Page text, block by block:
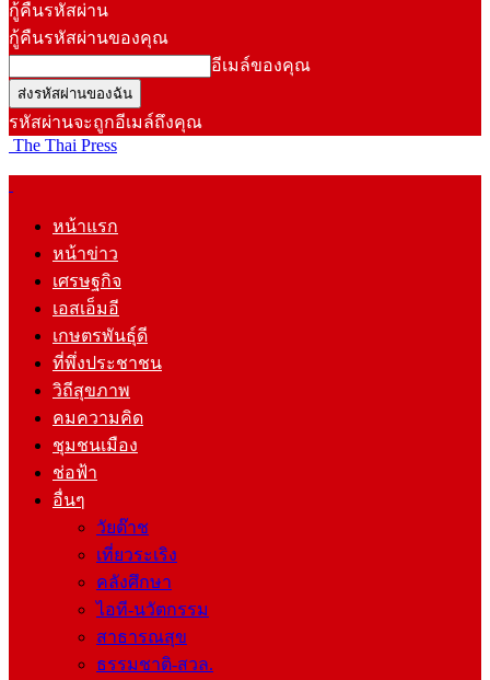
กู้คืนรหัสผ่าน
กู้คืนรหัสผ่านของคุณ
อีเมล์ของคุณ
รหัสผ่านจะถูกอีเมล์ถึงคุณ
The Thai Press
หน้าแรก
หน้าข่าว
เศรษฐกิจ
เอสเอ็มอี
เกษตรพันธุ์ดี
ที่พึ่งประชาชน
วิถีสุขภาพ
คมความคิด
ชุมชนเมือง
ช่อฟ้า
อื่นๆ
วัยต๊าช
เที่ยวระเริง
คลังศึกษา
ไอที-นวัตกรรม
สาธารณสุข
ธรรมชาติ-สวล.